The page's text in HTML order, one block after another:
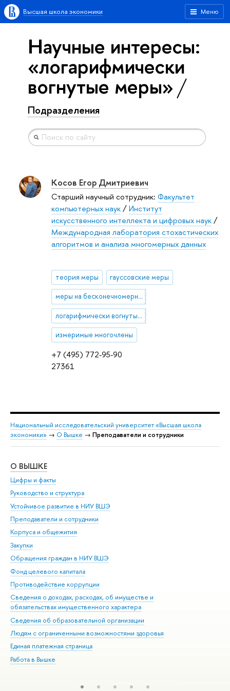
Меню
Высшая школа экономики
Научные интересы:
«логарифмически
вогнутые меры»
Подразделения
+7 (495) 772-95-90
27361
Косов Егор Дмитриевич
Старший научный сотрудник: Факультет
компьютерных наук/Институт
искусственного интеллекта и цифровых наук/
Международная лаборатория стохастических
алгоритмов и анализа многомерных данных
теория меры гауссовские меры
меры на бесконечномерных пространствах
логарифмически вогнутые меры
измеримые многочлены
Национальный исследовательский университет «Высшая школа
экономики» → О Вышке → Преподаватели и сотрудники
О ВЫШКЕ
Цифры и факты
Руководство и структура
Устойчивое развитие в НИУ ВШЭ
Преподаватели и сотрудники
Корпуса и общежития
Закупки
Обращения граждан в НИУ ВШЭ
Фонд целевого капитала
Противодействие коррупции
Сведения о доходах, расходах, об имуществе и
обязательствах имущественного характера
Сведения об образовательной организации
Людям с ограниченными возможностями здоровья
Единая платежная страница
Работа в Вышке